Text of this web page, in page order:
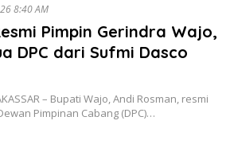
8:40 AM
Pimpin Gerindra Wajo,
DPC dari Sufmi Dasco
– Bupati Wajo, Andi Rosman, resmi
Pimpinan Cabang (DPC)…